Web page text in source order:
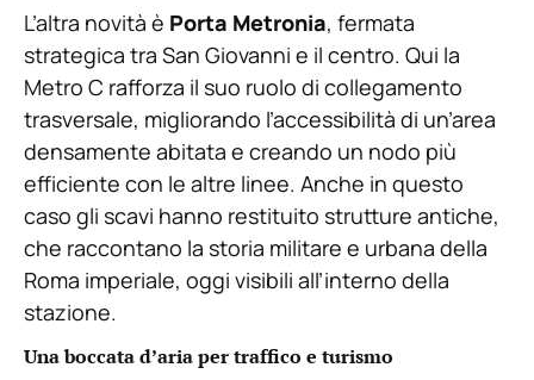
L’altra novità è Porta Metronia, fermata
strategica tra San Giovanni e il centro. Qui la
Metro C rafforza il suo ruolo di collegamento
trasversale, migliorando l’accessibilità di un’area
densamente abitata e creando un nodo più
efficiente con le altre linee. Anche in questo
caso gli scavi hanno restituito strutture antiche,
che raccontano la storia militare e urbana della
Roma imperiale, oggi visibili all’interno della
stazione.
Una boccata d’aria per traffico e turismo